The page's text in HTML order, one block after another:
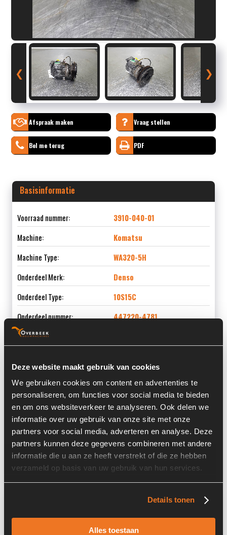
Deze website maakt gebruik van cookies
We gebruiken cookies om content en advertenties te
personaliseren, om functies voor social media te bieden
en om ons websiteverkeer te analyseren. Ook delen we
informatie over uw gebruik van onze site met onze
partners voor social media, adverteren en analyse. Deze
partners kunnen deze gegevens combineren met andere
informatie die u aan ze heeft verstrekt of die ze hebben
verzameld op basis van uw gebruik van hun services.
Details tonen
Alles toestaan
❮ ❯
Afspraak maken Vraag stellen
Bel me terug PDF
Basisinformatie
Voorraad nummer:
3910-040-01
Machine:
Komatsu
Machine Type:
WA320-5H
Onderdeel Merk:
Denso
Onderdeel Type:
10S15C
Onderdeel nummer:
447220-4781
Informatie
Locatie:
4C10
Serienummer:
10G 0282
Past op de volgende machines:
Komatsu WA 320 - 5H
Land:
Nederland